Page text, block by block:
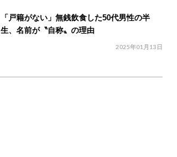
「戸籍がない」無銭飲食した50代男性の半
生、名前が〝自称〟の理由
2025年01月13日